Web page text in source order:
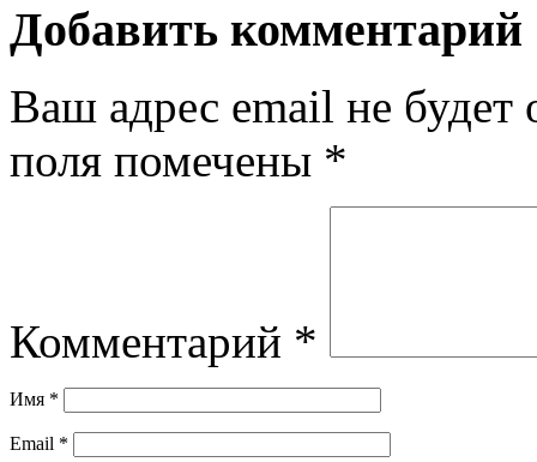
Добавить комментарий
Ваш адрес email не будет
поля помечены *
Комментарий *
Имя *
Email *